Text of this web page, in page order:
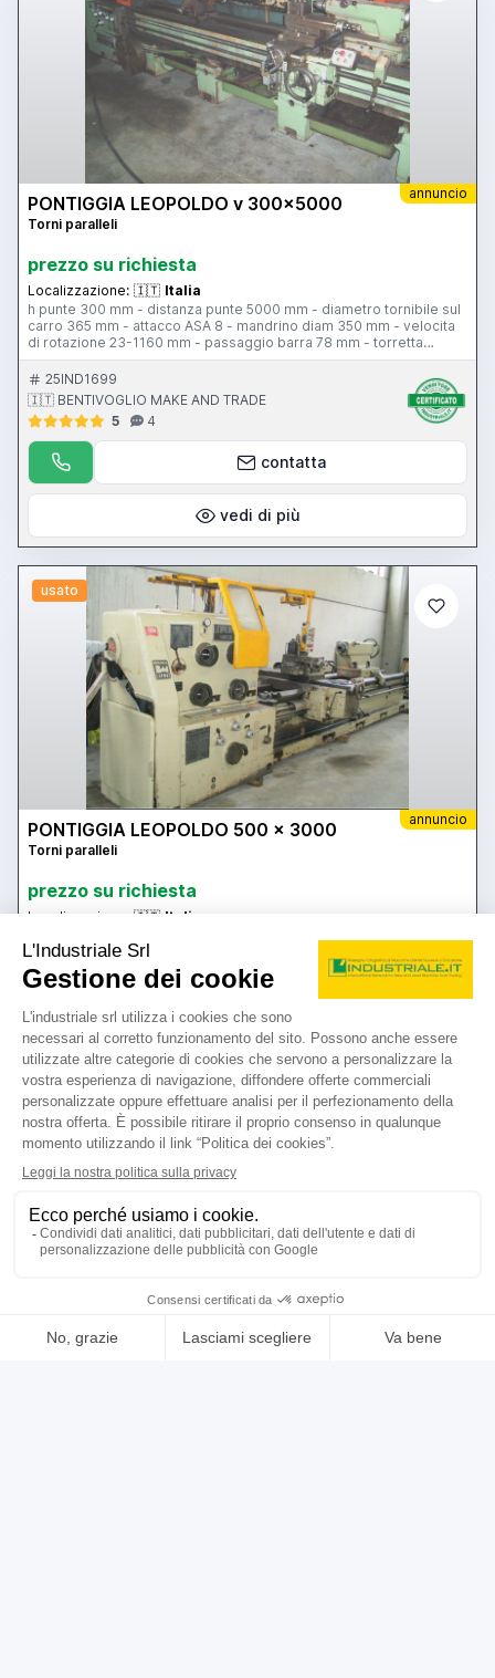
annuncio
PONTIGGIA LEOPOLDO v 300x5000
Torni paralleli
prezzo su richiesta
Localizzazione: 🇮🇹 Italia
h punte 300 mm - distanza punte 5000 mm - diametro tornibile sul
carro 365 mm - attacco ASA 8 - mandrino diam 350 mm - velocita
di rotazione 23-1160 mm - passaggio barra 78 mm - torretta
IMPERO tipo C - rapido longitudinale - comando sul carro -
larghezza bancale 430 mm - contropunta - attacco contropunta
c.m. - piattaforma - lunette - protezione antinfotunistica
25IND1699
🇮🇹 BENTIVOGLIO MAKE AND TRADE
5
4
contatta
vedi di più
usato
annuncio
PONTIGGIA LEOPOLDO 500 x 3000
Torni paralleli
prezzo su richiesta
Localizzazione: 🇮🇹 Italia
carro 660 mm - mandrino 510 mm - velocita di rotazione 2,8-266
rpm - passaggio barra 105 mm - torretta tipo F - rapido
longitudinale - rapido trasversale - comandi sul carro - larghezza
bancale 700 mm - contropunta - attacco contropunta c.m. 6 -
lunette - protezione antinfortunistica
🇮🇹 BENTIVOGLIO MAKE AND TRADE
5
4
contatta
vedi di più
usato